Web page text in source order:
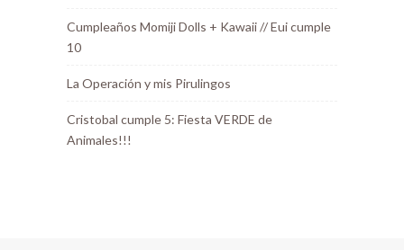
Cumpleaños Momiji Dolls + Kawaii // Eui cumple
10
La Operación y mis Pirulingos
Cristobal cumple 5: Fiesta VERDE de
Animales!!!